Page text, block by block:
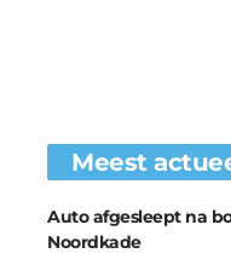
Meest
Auto afgesleept na
Noordkade